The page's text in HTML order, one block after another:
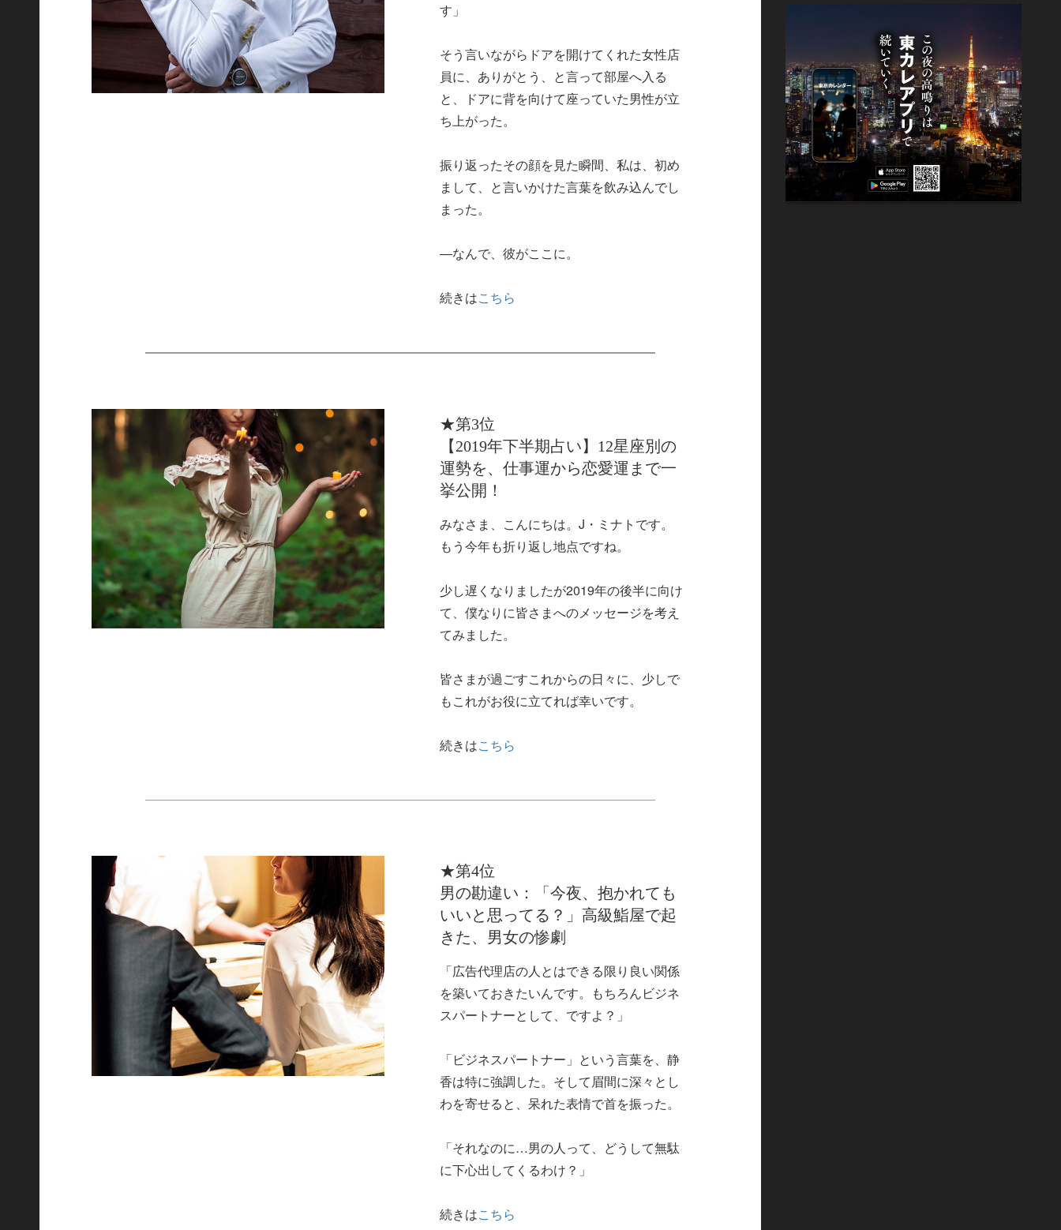
す」
そう言いながらドアを開けてくれた女性店
員に、ありがとう、と言って部屋へ入る
と、ドアに背を向けて座っていた男性が立
ち上がった。
振り返ったその顔を見た瞬間、私は、初め
まして、と言いかけた言葉を飲み込んでし
まった。
―なんで、彼がここに。
続きはこちら
★第3位
【2019年下半期占い】12星座別の
運勢を、仕事運から恋愛運まで一
挙公開！
みなさま、こんにちは。J・ミナトです。
もう今年も折り返し地点ですね。
少し遅くなりましたが2019年の後半に向け
て、僕なりに皆さまへのメッセージを考え
てみました。
皆さまが過ごすこれからの日々に、少しで
もこれがお役に立てれば幸いです。
続きはこちら
★第4位
男の勘違い：「今夜、抱かれても
いいと思ってる？」高級鮨屋で起
きた、男女の惨劇
「広告代理店の人とはできる限り良い関係
を築いておきたいんです。もちろんビジネ
スパートナーとして、ですよ？」
「ビジネスパートナー」という言葉を、静
香は特に強調した。そして眉間に深々とし
わを寄せると、呆れた表情で首を振った。
「それなのに…男の人って、どうして無駄
に下心出してくるわけ？」
続きはこちら